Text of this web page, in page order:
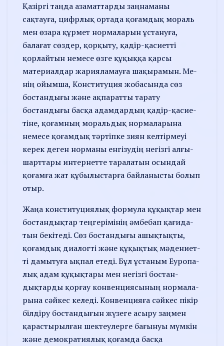
Қазіргі таңда азаматтарды заң­наманы
сақтауға, цифрлық ортада қоғамдық мораль
мен өзара құрмет нормаларын ұстануға,
балағат сөздер, қорқыту, қадір-қасиетті
қорлайтын немесе өзге құ­қыққа қарсы
материалдар жарияла­мауға шақырамын. Ме­
нің ойымша, Конституция жоба­сында сөз
бостандығы және ақпа­ратты тарату
бостандығы басқа адамдардың қадір-қасие­
тіне, қоғамның моральдық нормаларына
немесе қоғамдық тәртіп­ке зиян келтірмеуі
керек деген нор­­маны енгізудің негізгі алғы­
шарттары интернетте тарала­тын осындай
қоғамға жат құбы­лыстарға байланысты болып
отыр.
Жаңа конституциялық фор­му­ла құқық­тар мен
бостан­дық­тар теңгері­мінің әмбе­бап қағида­
тын бекітеді. Сөз бос­танды­ғы ашықтықты,
қоғамдық диалогті және құқықтық мәде­­ниет­
ті дамы­туға ықпал етеді. Бұл ұстаным Еуро­па­
лық адам құ­қықтары мен негізгі бос­­тан­­
дықтарды қорғау конвен­ция­сының нормала­
рына сәйкес келеді. Конвенцияға сәй­кес пікір
білдіру бостандығын жү­зеге асыру заңмен
қарасты­рылған шектеулерге бағынуы мүмкін
және демократиялық қоғамда басқа